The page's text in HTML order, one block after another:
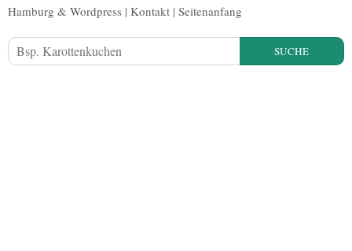
Hamburg & Wordpress | Kontakt | Seitenanfang
SUCHE